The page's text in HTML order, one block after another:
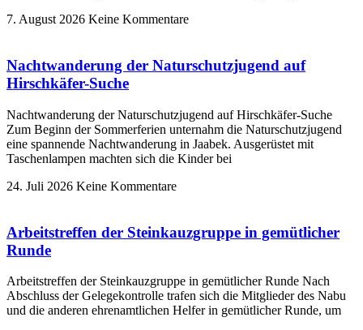
7. August 2026 Keine Kommentare
Nachtwanderung der Naturschutzjugend auf
Hirschkäfer-Suche
Nachtwanderung der Naturschutzjugend auf Hirschkäfer-Suche
Zum Beginn der Sommerferien unternahm die Naturschutzjugend
eine spannende Nachtwanderung in Jaabek. Ausgerüstet mit
Taschenlampen machten sich die Kinder bei
24. Juli 2026 Keine Kommentare
Arbeitstreffen der Steinkauzgruppe in gemütlicher
Runde
Arbeitstreffen der Steinkauzgruppe in gemütlicher Runde Nach
Abschluss der Gelegekontrolle trafen sich die Mitglieder des Nabu
und die anderen ehrenamtlichen Helfer in gemütlicher Runde, um